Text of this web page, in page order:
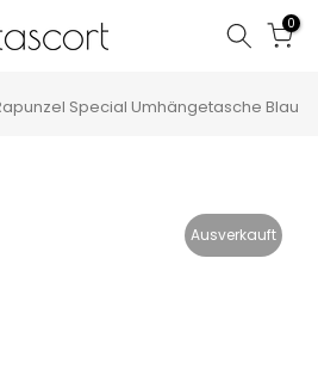
0
Rapunzel Special Umhängetasche Blau
Ausverkauft